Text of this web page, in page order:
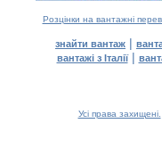
Розцінки на вантажні
знайти вантаж |
вантажі з Італії|
Усі права захищені.